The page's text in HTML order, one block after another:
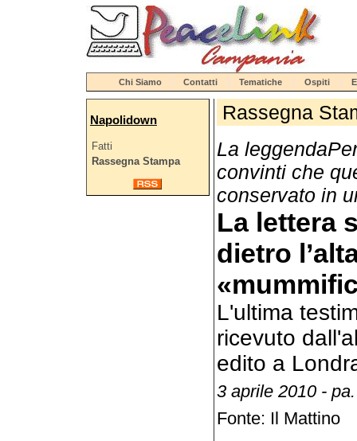
Chi Siamo Contatti Tematiche Ospiti
Napolidown
Fatti
Rassegna Stampa
Rassegna
La
convinti che
conservato in
La lettera
dietro
L'ultima
ricevuto
edito a
3 aprile 2010 -
Fonte: Il Mattino